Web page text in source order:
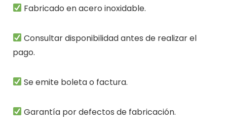
Fabricado en acero inoxidable.
Consultar disponibilidad antes de realizar el
pago.
Se emite boleta o factura.
Garantía por defectos de fabricación.